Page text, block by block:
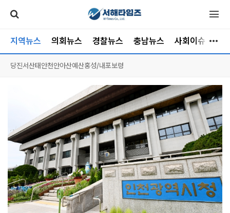
지역뉴스 의회뉴스 경찰뉴스 충남뉴스 사회이슈 소
당진서산태안천안아산예산홍성/내포보령